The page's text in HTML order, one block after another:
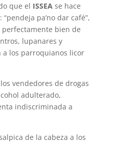
que el ISSEA se hace
pa’no dar café”,
bien de
lupanares y
los parroquianos licor
vendedores de drogas
adulterado,
indiscriminada a
de la cabeza a los